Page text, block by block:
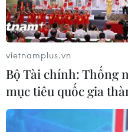
Dịch COVID-19:
với EU về vắcxin
31/01/2021 06:04
Ngoại trưởng Anh cho biết
ngăn cản các nhà cung
chuyển vắcxin ngừa bệnh
vietnamplus.vn
Bộ Tài chính: Thống
mục tiêu quốc gia